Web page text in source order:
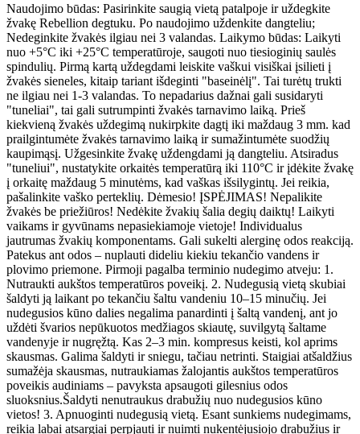
Naudojimo būdas: Pasirinkite saugią vietą patalpoje ir uždegkite
žvakę Rebellion degtuku. Po naudojimo uždenkite dangteliu;
Nedeginkite žvakės ilgiau nei 3 valandas. Laikymo būdas: Laikyti
nuo +5°C iki +25°C temperatūroje, saugoti nuo tiesioginių saulės
spindulių. Pirmą kartą uždegdami leiskite vaškui visiškai įsilieti į
žvakės sieneles, kitaip tariant išdeginti "baseinėlį". Tai turėtų trukti
ne ilgiau nei 1-3 valandas. To nepadarius dažnai gali susidaryti
"tuneliai", tai gali sutrumpinti žvakės tarnavimo laiką. Prieš
kiekvieną žvakės uždegimą nukirpkite dagtį iki maždaug 3 mm. kad
prailgintumėte žvakės tarnavimo laiką ir sumažintumėte suodžių
kaupimąsį. Užgesinkite žvakę uždengdami ją dangteliu. Atsiradus
"tuneliui", nustatykite orkaitės temperatūrą iki 110°C ir įdėkite žvakę
į orkaitę maždaug 5 minutėms, kad vaškas išsilygintų. Jei reikia,
pašalinkite vaško perteklių. Dėmesio! ĮSPĖJIMAS! Nepalikite
žvakės be priežiūros! Nedėkite žvakių šalia degių daiktų! Laikyti
vaikams ir gyvūnams nepasiekiamoje vietoje! Individualus
jautrumas žvakių komponentams. Gali sukelti alerginę odos reakciją.
Patekus ant odos – nuplauti dideliu kiekiu tekančio vandens ir
plovimo priemone. Pirmoji pagalba terminio nudegimo atveju: 1.
Nutraukti aukštos temperatūros poveikį. 2. Nudegusią vietą skubiai
šaldyti ją laikant po tekančiu šaltu vandeniu 10–15 minučių. Jei
nudegusios kūno dalies negalima panardinti į šaltą vandenį, ant jo
uždėti švarios nepūkuotos medžiagos skiautę, suvilgytą šaltame
vandenyje ir nugręžtą. Kas 2–3 min. kompresus keisti, kol aprims
skausmas. Galima šaldyti ir sniegu, tačiau netrinti. Staigiai atšaldžius
sumažėja skausmas, nutraukiamas žalojantis aukštos temperatūros
poveikis audiniams – pavyksta apsaugoti gilesnius odos
sluoksnius.Šaldyti nenutraukus drabužių nuo nudegusios kūno
vietos! 3. Apnuoginti nudegusią vietą. Esant sunkiems nudegimams,
reikia labai atsargiai perpjauti ir nuimti nukentėjusiojo drabužius ir